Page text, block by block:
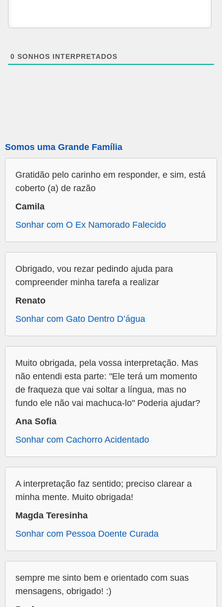
0 SONHOS INTERPRETADOS
Somos uma Grande Família
Gratidão pelo carinho em responder, e sim, está
coberto (a) de razão
Camila
Sonhar com O Ex Namorado Falecido
Obrigado, vou rezar pedindo ajuda para
compreender minha tarefa a realizar
Renato
Sonhar com Gato Dentro D’água
Muito obrigada, pela vossa interpretação. Mas
não entendi esta parte: "Ele terá um momento
de fraqueza que vai soltar a língua, mas no
fundo ele não vai machuca-lo" Poderia ajudar?
Ana Sofia
Sonhar com Cachorro Acidentado
A interpretação faz sentido; preciso clarear a
minha mente. Muito obrigada!
Magda Teresinha
Sonhar com Pessoa Doente Curada
sempre me sinto bem e orientado com suas
mensagens, obrigado! :)